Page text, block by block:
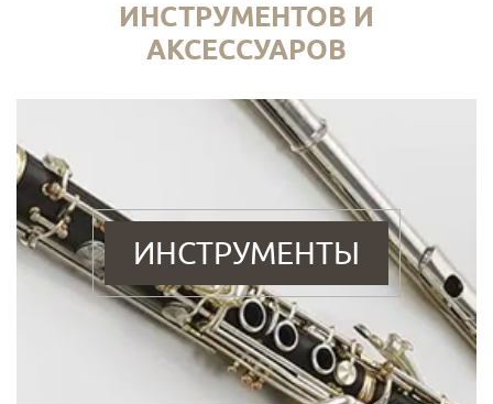
ИНСТРУМЕНТОВ И
АКСЕССУАРОВ
ИНСТРУМЕНТЫ